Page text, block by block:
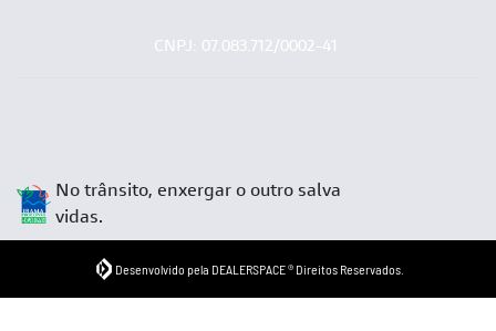
CNPJ: 07.083.712/0002-41
No trânsito, enxergar o outro salva
vidas.
Desenvolvido pela DEALERSPACE ® Direitos Reservados.